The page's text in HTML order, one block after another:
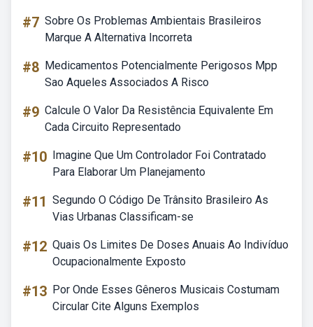
#7 Sobre Os Problemas Ambientais Brasileiros
Marque A Alternativa Incorreta
#8 Medicamentos Potencialmente Perigosos Mpp
Sao Aqueles Associados A Risco
#9 Calcule O Valor Da Resistência Equivalente Em
Cada Circuito Representado
#10 Imagine Que Um Controlador Foi Contratado
Para Elaborar Um Planejamento
#11 Segundo O Código De Trânsito Brasileiro As
Vias Urbanas Classificam-se
#12 Quais Os Limites De Doses Anuais Ao Indivíduo
Ocupacionalmente Exposto
#13 Por Onde Esses Gêneros Musicais Costumam
Circular Cite Alguns Exemplos